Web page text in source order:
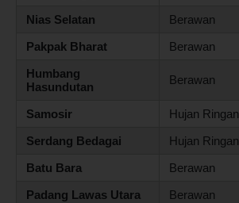
Nias Selatan
Berawan
Pakpak Bharat
Berawan
Humbang
Hasundutan
Berawan
Samosir Hujan Ringan
Serdang Bedagai
Hujan Ringan
Batu Bara
Berawan
Padang Lawas Utara
Berawan